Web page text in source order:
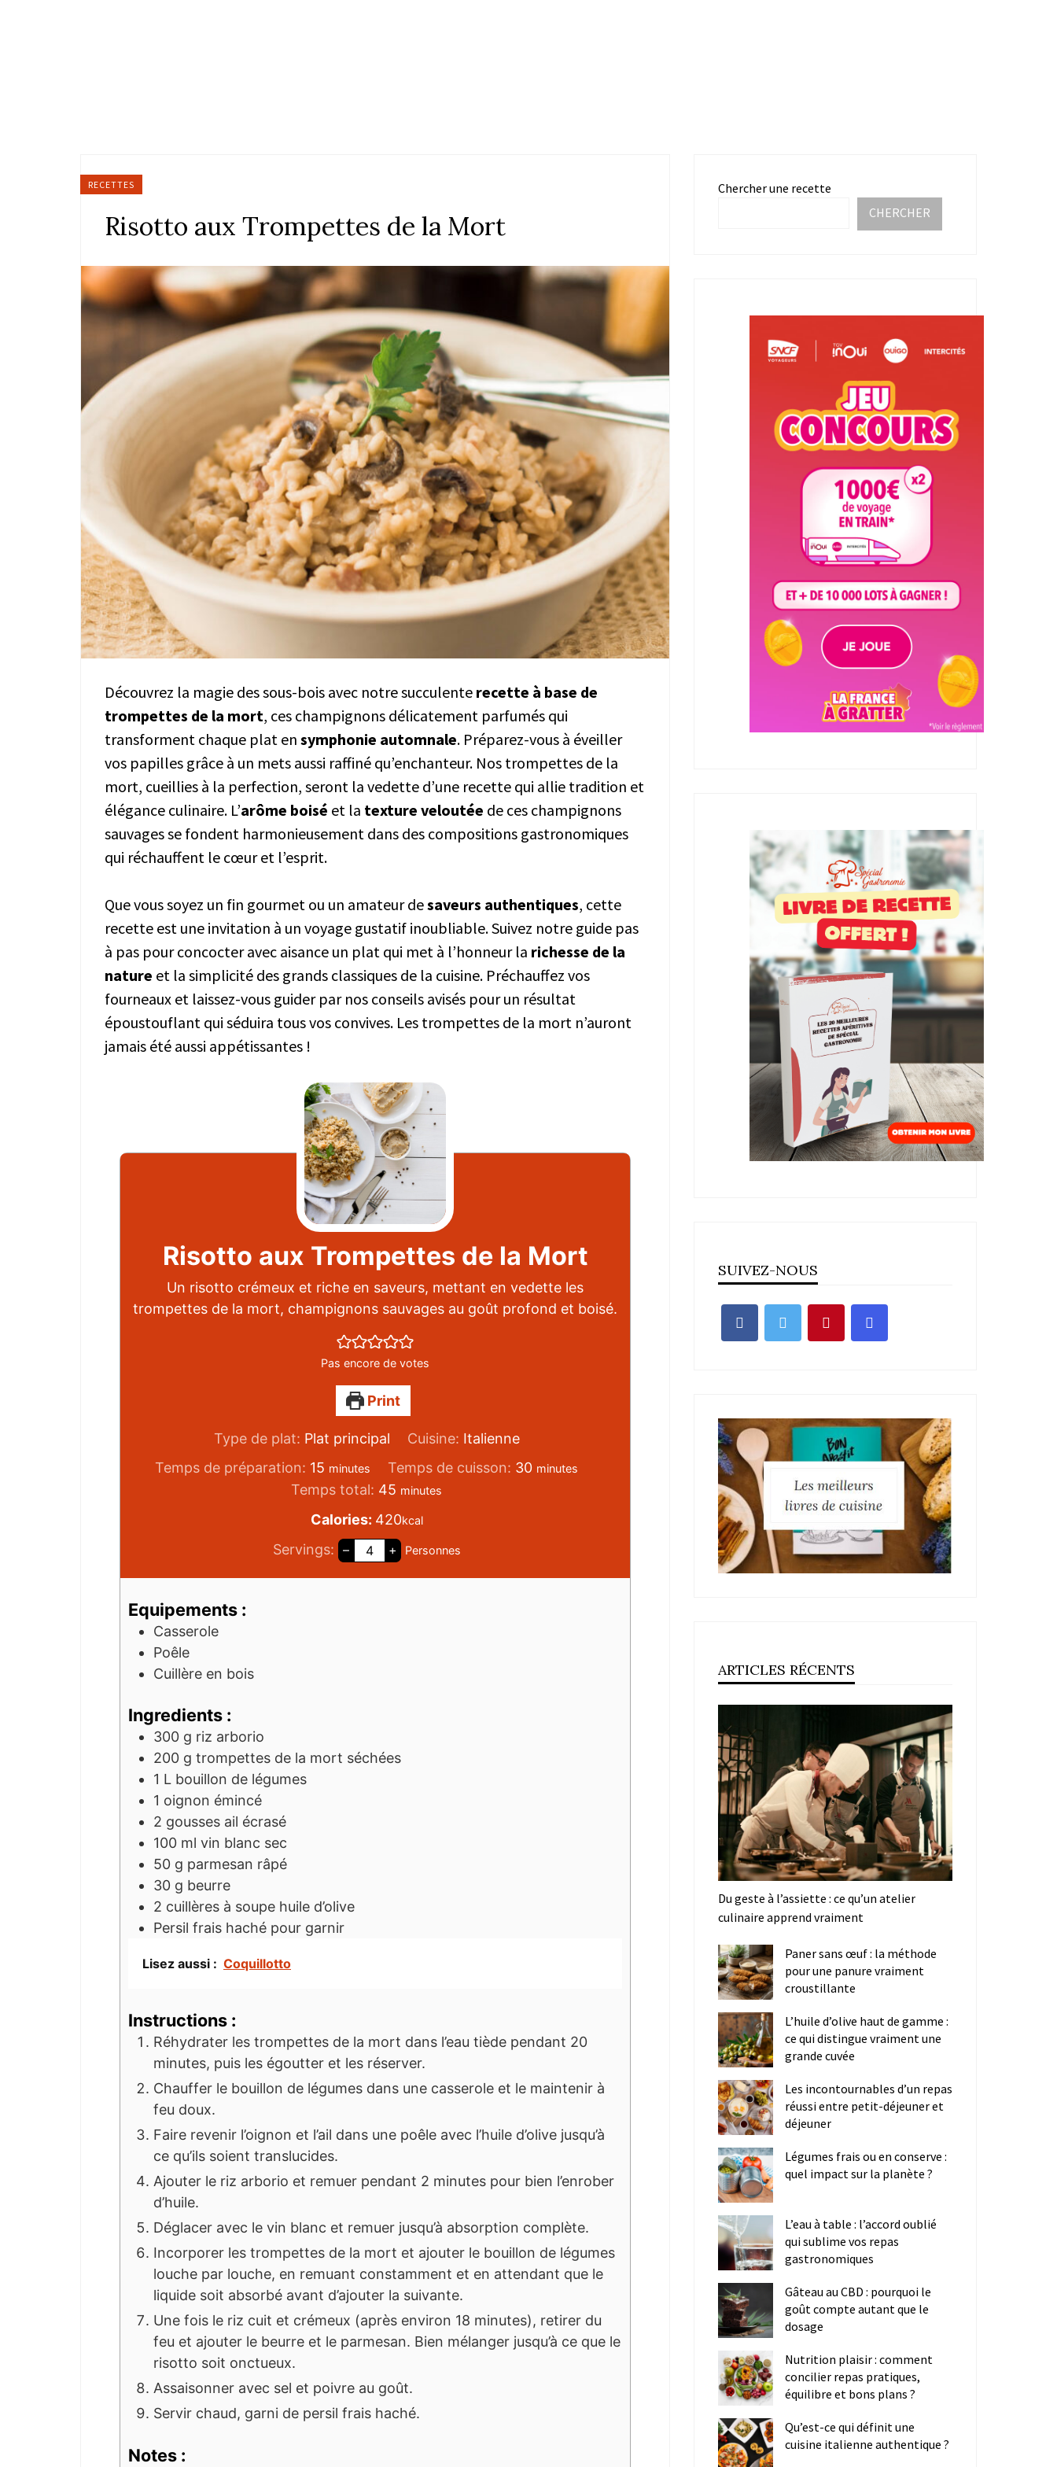
RECETTES
Risotto aux Trompettes de la Mort
Découvrez la magie des sous-bois avec notre succulente recette à base de
trompettes de la mort, ces champignons délicatement parfumés qui
transforment chaque plat en symphonie automnale. Préparez-vous à éveiller
vos papilles grâce à un mets aussi raffiné qu’enchanteur. Nos trompettes de la
mort, cueillies à la perfection, seront la vedette d’une recette qui allie tradition et
élégance culinaire. L’arôme boisé et la texture veloutée de ces champignons
sauvages se fondent harmonieusement dans des compositions gastronomiques
qui réchauffent le cœur et l’esprit.
Que vous soyez un fin gourmet ou un amateur desaveurs authentiques, cette
recette est une invitation à un voyage gustatif inoubliable. Suivez notre guide pas
à pas pour concocter avec aisance un plat qui met à l’honneur la richesse de la
nature et la simplicité des grands classiques de la cuisine. Préchauffez vos
fourneaux et laissez-vous guider par nos conseils avisés pour un résultat
époustouflant qui séduira tous vos convives. Les trompettes de la mort n’auront
jamais été aussi appétissantes !
Risotto aux Trompettes de la Mort
Un risotto crémeux et riche en saveurs, mettant en vedette les
trompettes de la mort, champignons sauvages au goût profond et boisé.
Pas encore de votes
Print
Type de plat: Plat principal Cuisine: Italienne
Temps de préparation: 15 minutes Temps de cuisson: 30 minutes
Temps total: 45 minutes
Calories: 420kcal
Servings: – + Personnes
Equipements :
Casserole
Poêle
Cuillère en bois
Ingredients :
300 g riz arborio
200 g trompettes de la mort séchées
1 L bouillon de légumes
1 oignon émincé
2 gousses ail écrasé
100 ml vin blanc sec
50 g parmesan râpé
30 g beurre
2 cuillères à soupe huile d’olive
Persil frais haché pour garnir
Lisez aussi : Coquillotto
Instructions :
Réhydrater les trompettes de la mort dans l’eau tiède pendant 20
minutes, puis les égoutter et les réserver.
Chauffer le bouillon de légumes dans une casserole et le maintenir à
feu doux.
Faire revenir l’oignon et l’ail dans une poêle avec l’huile d’olive jusqu’à
ce qu’ils soient translucides.
Ajouter le riz arborio et remuer pendant 2 minutes pour bien l’enrober
d’huile.
Déglacer avec le vin blanc et remuer jusqu’à absorption complète.
Incorporer les trompettes de la mort et ajouter le bouillon de légumes
louche par louche, en remuant constamment et en attendant que le
liquide soit absorbé avant d’ajouter la suivante.
Une fois le riz cuit et crémeux (après environ 18 minutes), retirer du
feu et ajouter le beurre et le parmesan. Bien mélanger jusqu’à ce que le
risotto soit onctueux.
Assaisonner avec sel et poivre au goût.
Servir chaud, garni de persil frais haché.
Notes :
Chercher une recette
CHERCHER
SUIVEZ-NOUS
ARTICLES RÉCENTS
Du geste à l’assiette : ce qu’un atelier
culinaire apprend vraiment
Paner sans œuf : la méthode
pour une panure vraiment
croustillante
L’huile d’olive haut de gamme :
ce qui distingue vraiment une
grande cuvée
Les incontournables d’un repas
réussi entre petit-déjeuner et
déjeuner
Légumes frais ou en conserve :
quel impact sur la planète ?
L’eau à table : l’accord oublié
qui sublime vos repas
gastronomiques
Gâteau au CBD : pourquoi le
goût compte autant que le
dosage
Nutrition plaisir : comment
concilier repas pratiques,
équilibre et bons plans ?
Qu’est-ce qui définit une
cuisine italienne authentique ?